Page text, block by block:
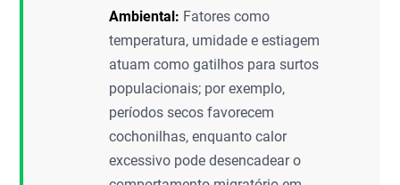
Ambiental: Fatores como
temperatura, umidade e estiagem
atuam como gatilhos para surtos
populacionais; por exemplo,
períodos secos favorecem
cochonilhas, enquanto calor
excessivo pode desencadear o